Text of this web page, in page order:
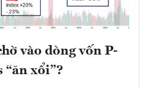
vào dòng vốn P-
“ăn xổi”?